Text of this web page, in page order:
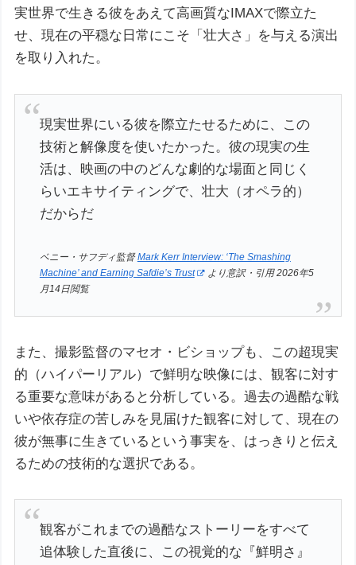
実世界で生きる彼をあえて高画質なIMAXで際立た
せ、現在の平穏な日常にこそ「壮大さ」を与える演出
を取り入れた。
現実世界にいる彼を際立たせるために、この
技術と解像度を使いたかった。彼の現実の生
活は、映画の中のどんな劇的な場面と同じく
らいエキサイティングで、壮大（オペラ的）
だからだ
ベニー・サフディ監督Mark Kerr Interview: ‘The Smashing
Machine’ and Earning Safdie’s Trust
より意訳・引用 2026年5
月14日閲覧
また、撮影監督のマセオ・ビショップも、この超現実
的（ハイパーリアル）で鮮明な映像には、観客に対す
る重要な意味があると分析している。過去の過酷な戦
いや依存症の苦しみを見届けた観客に対して、現在の
彼が無事に生きているという事実を、はっきりと伝え
るための技術的な選択である。
観客がこれまでの過酷なストーリーをすべて
追体験した直後に、この視覚的な『鮮明さ』